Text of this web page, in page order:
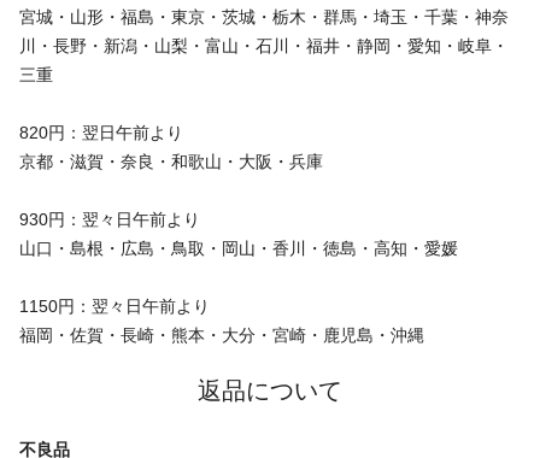
宮城・山形・福島・東京・茨城・栃木・群馬・埼玉・千葉・神奈
川・長野・新潟・山梨・富山・石川・福井・静岡・愛知・岐阜・
三重
820円：翌日午前より
京都・滋賀・奈良・和歌山・大阪・兵庫
930円：翌々日午前より
山口・島根・広島・鳥取・岡山・香川・徳島・高知・愛媛
1150円：翌々日午前より
福岡・佐賀・長崎・熊本・大分・宮崎・鹿児島・沖縄
返品について
不良品